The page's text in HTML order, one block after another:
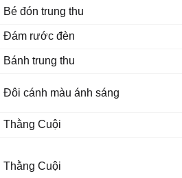
Bé đón trung thu
Đám rước đèn
Bánh trung thu
Đôi cánh màu ánh sáng
Thằng Cuội
Thằng Cuội